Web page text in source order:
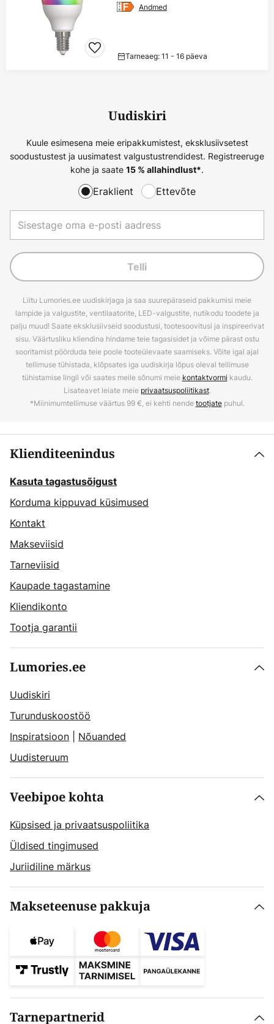
Andmed
Tarneaeg: 11 - 16 päeva
Uudiskiri
Kuule esimesena meie eripakkumistest, eksklusiivsetest
soodustustest ja uusimatest valgustustrendidest. Registreeruge
kohe ja saate 15 % allahindlust*.
Eraklient Ettevõte
Telli
Liitu Lumories.ee uudiskirjaga ja saa suurepäraseid pakkumisi meie
lampide ja valgustite, ventilaatorite, LED-valgustite, nutikodu toodete ja
palju muud! Saate eksklusiivseid soodustusi, tootesoovitusi ja inspireerivat
sisu. Väärtusliku kliendina hindame teie tagasisidet ja võime pärast ostu
sooritamist pöörduda teie poole tooteülevaate saamiseks. Võite igal ajal
tellimuse tühistada, klõpsates iga uudiskirja lõpus oleval tellimuse
tühistamise lingil või saates meile sõnumi meie kontaktvormi kaudu.
Lisateavet leiate meie privaatsuspoliitikast.
*Miinimumtellimuse väärtus 99 €, ei kehti nendetootjatepuhul.
Klienditeenindus
Kasuta tagastusõigust
Korduma kippuvad küsimused
Kontakt
Makseviisid
Tarneviisid
Kaupade tagastamine
Kliendikonto
Tootja garantii
Lumories.ee
Uudiskiri
Turunduskoostöö
Inspiratsioon
Nõuanded
Uudisteruum
Veebipoe kohta
Küpsised ja privaatsuspoliitika
Üldised tingimused
Juriidiline märkus
Makseteenuse pakkuja
Tarnepartnerid